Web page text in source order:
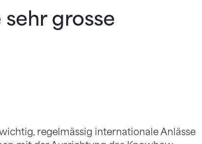
grosse
regelmässig internationale Anlässe